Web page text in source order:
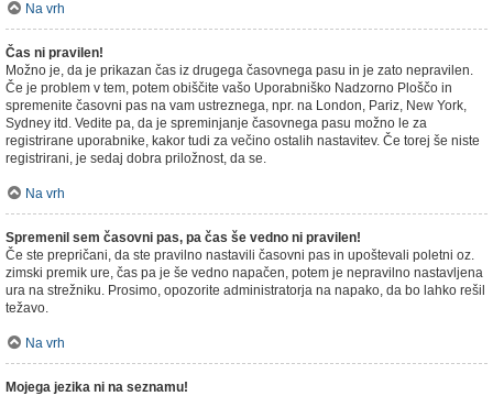
Na vrh
Čas ni pravilen!
Možno je, da je prikazan čas iz drugega časovnega pasu in je zato nepravilen.
Če je problem v tem, potem obiščite vašo Uporabniško Nadzorno Ploščo in
spremenite časovni pas na vam ustreznega, npr. na London, Pariz, New York,
Sydney itd. Vedite pa, da je spreminjanje časovnega pasu možno le za
registrirane uporabnike, kakor tudi za večino ostalih nastavitev. Če torej še niste
registrirani, je sedaj dobra priložnost, da se.
Na vrh
Spremenil sem časovni pas, pa čas še vedno ni pravilen!
Če ste prepričani, da ste pravilno nastavili časovni pas in upoštevali poletni oz.
zimski premik ure, čas pa je še vedno napačen, potem je nepravilno nastavljena
ura na strežniku. Prosimo, opozorite administratorja na napako, da bo lahko rešil
težavo.
Na vrh
Mojega jezika ni na seznamu!